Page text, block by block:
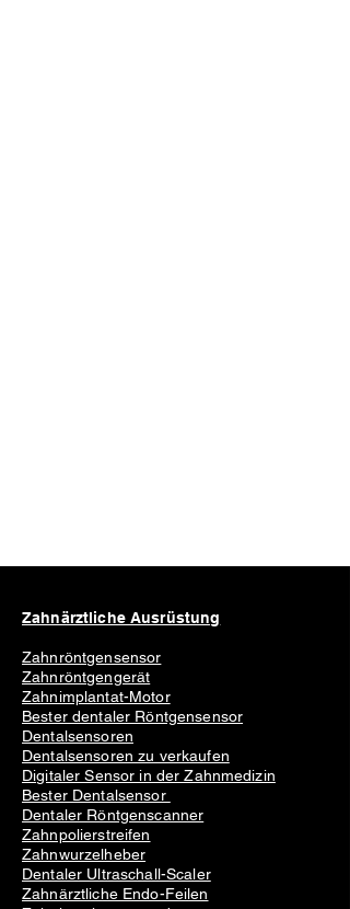
Zahnärztliche Ausrüstung
Zahnröntgensensor
Zahnröntgengerät
Zahnimplantat-Motor
Bester dentaler Röntgensensor
Dentalsensoren
Dentalsensoren zu verkaufen
Digitaler Sensor in der Zahnmedizin
Bester Dentalsensor
Dentaler Röntgenscanner
Zahnpolierstreifen
Zahnwurzelheber
Dentaler Ultraschall-Scaler
Zahnärztliche Endo-Feilen